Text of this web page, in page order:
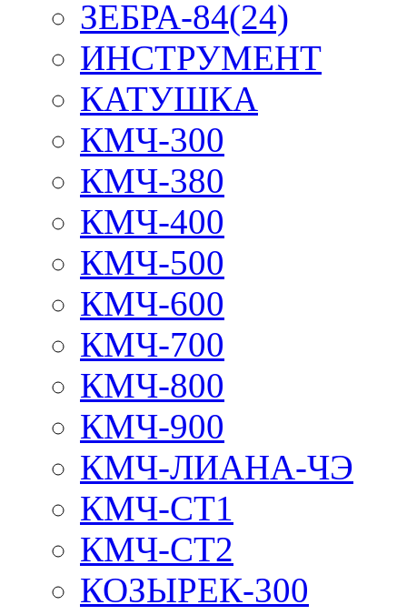
ЗЕБРА-84(24)
ИНСТРУМЕНТ
КАТУШКА
КМЧ-300
КМЧ-380
КМЧ-400
КМЧ-500
КМЧ-600
КМЧ-700
КМЧ-800
КМЧ-900
КМЧ-ЛИАНА-ЧЭ
КМЧ-СТ1
КМЧ-СТ2
КОЗЫРЕК-300